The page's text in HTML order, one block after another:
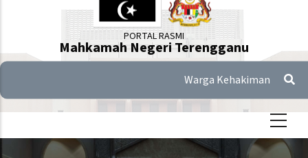
PORTAL RASMI
Mahkamah Negeri Terengganu
Warga Kehakiman